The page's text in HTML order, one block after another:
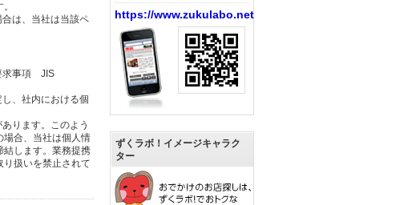
は、当社は当該ペ
求事項 JIS
、社内における個
ります。このよう
場合、当社は個人情
結します。業務提携
扱いを禁止されて
https://www.zukulabo.net/
ずくラボ！イメージキャラク
ター